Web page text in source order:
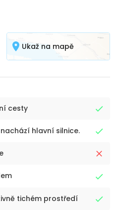
Ukaž na mapě
cesty
hlavní silnice.
tichém prostředí